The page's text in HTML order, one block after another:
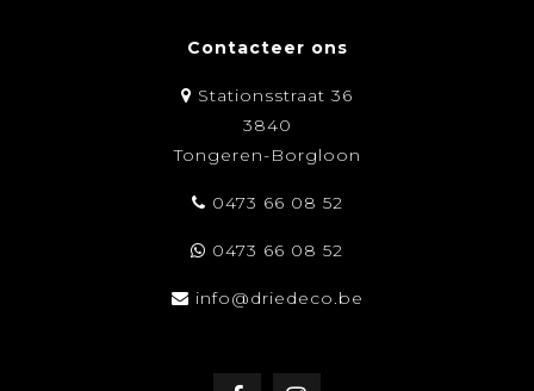
Contacteer ons
Stationsstraat 36
3840
Tongeren-Borgloon
0473 66 08 52
0473 66 08 52
info@driedeco.be